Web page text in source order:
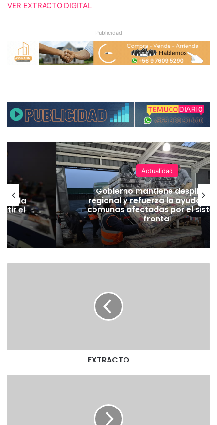
VER EXTRACTO DIGITAL
Publicidad
la
el
Actualidad
Gobierno mantiene
regional y refuerza la ayuda en
comunas afectadas por el
frontal
EXTRACTO